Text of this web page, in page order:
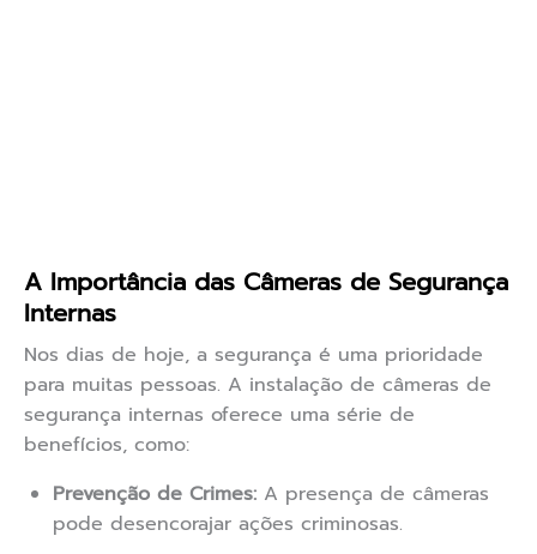
A Importância das Câmeras de Segurança
Internas
Nos dias de hoje, a segurança é uma prioridade
para muitas pessoas. A instalação de câmeras de
segurança internas oferece uma série de
benefícios, como:
Prevenção de Crimes: A presença de câmeras
pode desencorajar ações criminosas.